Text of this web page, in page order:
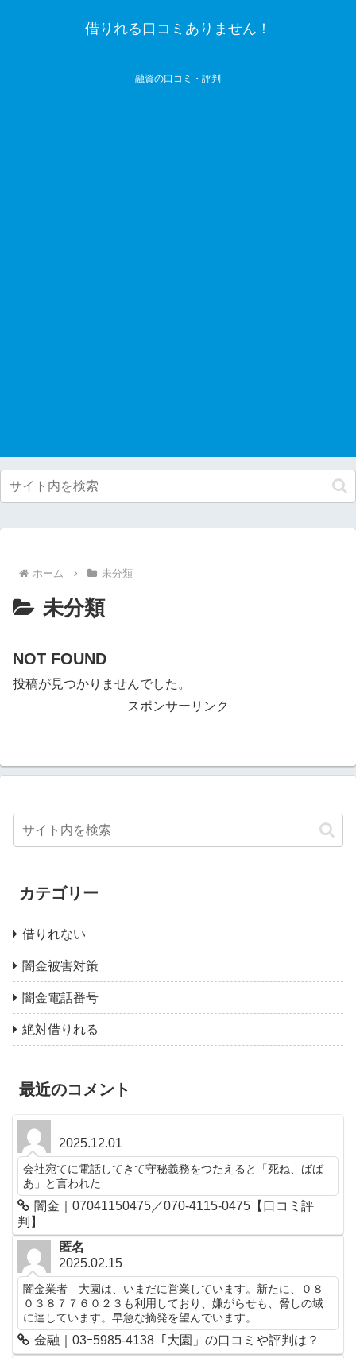
借りれる口コミありません！
融資の口コミ・評判
ホーム 未分類
未分類
NOT FOUND
投稿が見つかりませんでした。
スポンサーリンク
カテゴリー
借りれない
闇金被害対策
闇金電話番号
絶対借りれる
最近のコメント
2025.12.01
会社宛てに電話してきて守秘義務をつたえると「死ね、ばば
あ」と言われた
闇金｜07041150475／070-4115-0475【口コミ評
判】
匿名
2025.02.15
闇金業者 大園は、いまだに営業しています。新たに、０８
０３８７７６０２３も利用しており、嫌がらせも、脅しの域
に達しています。早急な摘発を望んでいます。
金融｜03ｰ5985-4138「大園」の口コミや評判は？